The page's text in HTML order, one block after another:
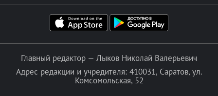
Главный редактор — Лыков Николай Валерьевич
Адрес редакции и учредителя: 410031, Саратов, ул.
Комсомольская, 52